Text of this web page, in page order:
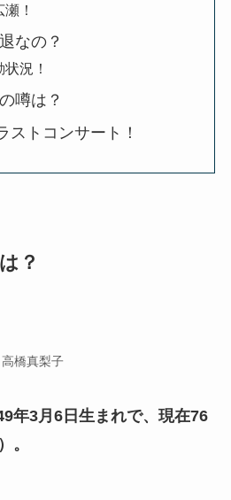
！
なの？
況！
噂は？
ストコンサート！
？
高橋真梨子
年3月6日生まれで、現在76
。